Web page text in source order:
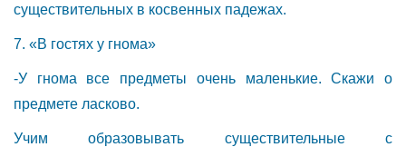
существительных в косвенных падежах.
7. «В гостях у гнома»
-У гнома все предметы очень маленькие. Скажи о
предмете ласково.
Учим образовывать существительные с